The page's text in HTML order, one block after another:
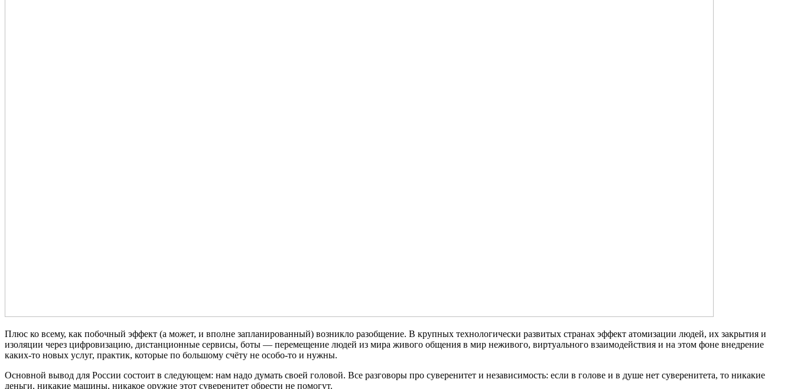
Плюс ко всему, как побочный эффект (а может, и вполне запланированный) возникло разобщение. В крупных технологически развитых странах эффект атомизации людей, их закрытия и
изоляции через цифровизацию, дистанционные сервисы, боты — перемещение людей из мира живого общения в мир неживого, виртуального взаимодействия и на этом фоне внедрение
каких-то новых услуг, практик, которые по большому счёту не особо-то и нужны.
Основной вывод для России состоит в следующем: нам надо думать своей головой. Все разговоры про суверенитет и независимость: если в голове и в душе нет суверенитета, то никакие
деньги, никакие машины, никакое оружие этот суверенитет обрести не помогут.